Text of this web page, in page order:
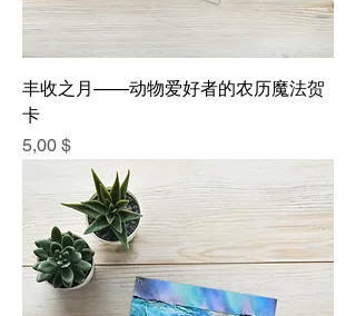
丰收之月——动物爱好者的农历魔法贺
卡
價格
5,00 $